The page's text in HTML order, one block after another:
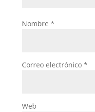
Nombre *
Correo electrónico *
Web